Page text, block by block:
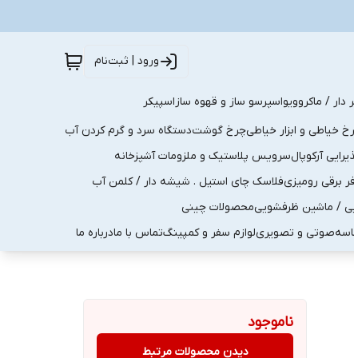
ورود | ثبت‌نام
/ ماکروویواسپرسو ساز و قهوه سازاسپیکر
خیاطی و ابزار خیاطیچرخ گوشتدستگاه سرد و گرم کردن آب
آرکوپالسرویس پلاستیک و ملزومات آشپزخانه
فر برقی رومیزیفلاسک چای استیل . شیشه دار / کلمن آب
/ ماشین ظرفشوییمحصولات چینی
صوتی و تصویریلوازم سفر و کمپینگتماس با مادرباره ما
ناموجود
دیدن محصولات مرتبط